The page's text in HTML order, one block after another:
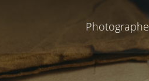
Photographe